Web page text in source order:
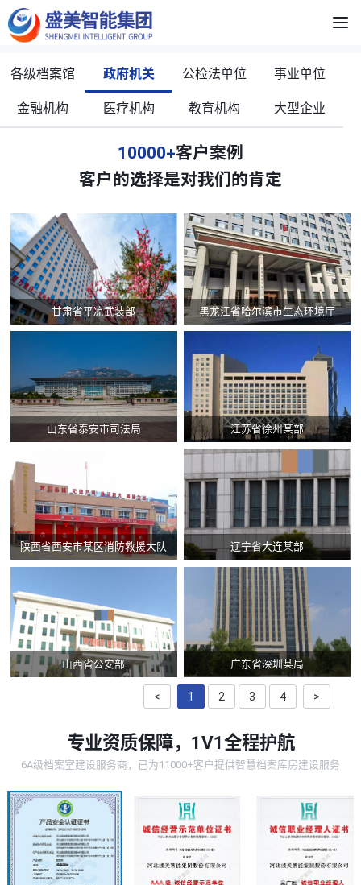
各级档案馆 政府机关 公检法单位 事业单位
金融机构 医疗机构 教育机构 大型企业
10000+客户案例
客户的选择是对我们的肯定
甘肃省平凉武装部 黑龙江省哈尔滨市生态环境厅
山东省泰安市司法局 江苏省徐州某部
陕西省西安市某区消防救援大队 辽宁省大连某部
山西省公安部 广东省深圳某局
< 1 2 3 4 >
专业资质保障，1V1全程护航
6A级档案室建设服务商，已为11000+客户提供智慧档案库房建设服务